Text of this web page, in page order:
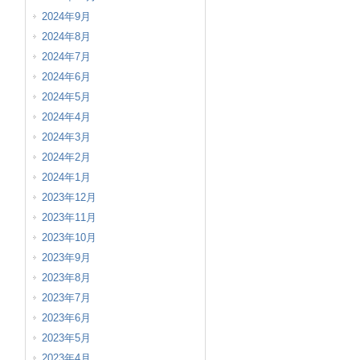
2024年9月
2024年8月
2024年7月
2024年6月
2024年5月
2024年4月
2024年3月
2024年2月
2024年1月
2023年12月
2023年11月
2023年10月
2023年9月
2023年8月
2023年7月
2023年6月
2023年5月